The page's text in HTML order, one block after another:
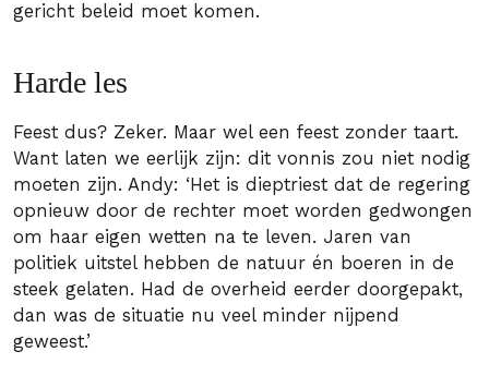
gericht beleid moet komen.
Harde les
Feest dus? Zeker. Maar wel een feest zonder taart.
Want laten we eerlijk zijn: dit vonnis zou niet nodig
moeten zijn. Andy: ‘Het is dieptriest dat de regering
opnieuw door de rechter moet worden gedwongen
om haar eigen wetten na te leven. Jaren van
politiek uitstel hebben de natuur én boeren in de
steek gelaten. Had de overheid eerder doorgepakt,
dan was de situatie nu veel minder nijpend
geweest.’